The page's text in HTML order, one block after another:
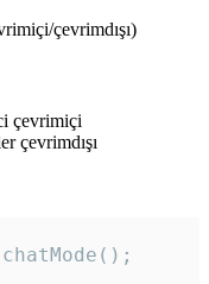
çevrimdışı)
çevrimiçi
çevrimdışı